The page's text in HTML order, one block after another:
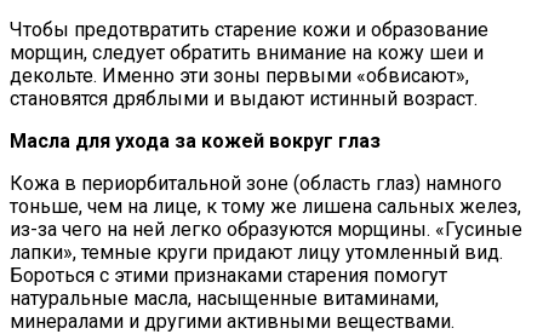
Чтобы предотвратить старение кожи и образование
морщин, следует обратить внимание на кожу шеи и
декольте. Именно эти зоны первыми «обвисают»,
становятся дряблыми и выдают истинный возраст.
Масла для ухода за кожей вокруг глаз
Кожа в периорбитальной зоне (область глаз) намного
тоньше, чем на лице, к тому же лишена сальных желез,
из-за чего на ней легко образуются морщины. «Гусиные
лапки», темные круги придают лицу утомленный вид.
Бороться с этими признаками старения помогут
натуральные масла, насыщенные витаминами,
минералами и другими активными веществами.